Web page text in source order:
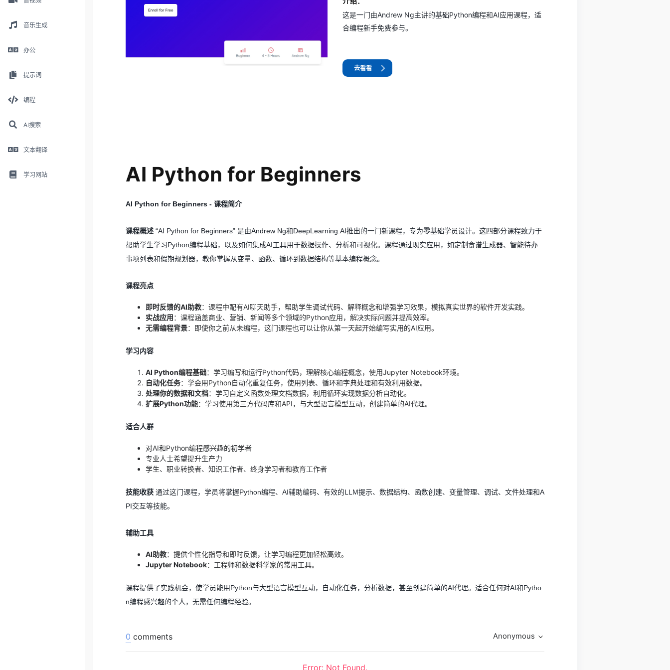
音乐生成
办公
提示词
编程
AI搜索
文本翻译
学习网站
这是一门由Andrew Ng主讲的基础Python编程和AI应用课程，适
合编程新手免费参与。
去看看
AI Python for Beginners
AI Python for Beginners - 课程简介
课程概述 “AI Python for Beginners” 是由Andrew Ng和DeepLearning.AI推出的一门新课程，专为零基础学员设计。这四部分课程致力于
帮助学生学习Python编程基础，以及如何集成AI工具用于数据操作、分析和可视化。课程通过现实应用，如定制食谱生成器、智能待办
事项列表和假期规划器，教你掌握从变量、函数、循环到数据结构等基本编程概念。
课程亮点
即时反馈的AI助教：课程中配有AI聊天助手，帮助学生调试代码、解释概念和增强学习效果，模拟真实世界的软件开发实践。
实战应用：课程涵盖商业、营销、新闻等多个领域的Python应用，解决实际问题并提高效率。
无需编程背景：即使你之前从未编程，这门课程也可以让你从第一天起开始编写实用的AI应用。
学习内容
AI Python编程基础：学习编写和运行Python代码，理解核心编程概念，使用Jupyter Notebook环境。
自动化任务：学会用Python自动化重复任务，使用列表、循环和字典处理和有效利用数据。
处理你的数据和文档：学习自定义函数处理文档数据，利用循环实现数据分析自动化。
扩展Python功能：学习使用第三方代码库和API，与大型语言模型互动，创建简单的AI代理。
适合人群
对AI和Python编程感兴趣的初学者
专业人士希望提升生产力
学生、职业转换者、知识工作者、终身学习者和教育工作者
技能收获 通过这门课程，学员将掌握Python编程、AI辅助编码、有效的LLM提示、数据结构、函数创建、变量管理、调试、文件处理和A
PI交互等技能。
辅助工具
AI助教：提供个性化指导和即时反馈，让学习编程更加轻松高效。
Jupyter Notebook：工程师和数据科学家的常用工具。
课程提供了实践机会，使学员能用Python与大型语言模型互动，自动化任务，分析数据，甚至创建简单的AI代理。适合任何对AI和Pytho
n编程感兴趣的个人，无需任何编程经验。
0 comments Anonymous
Error: Not Found.